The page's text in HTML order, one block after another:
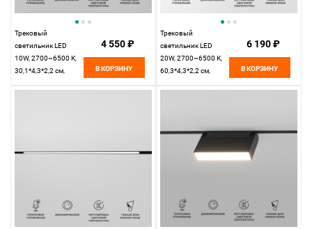
Трековый
светильник LED
10W, 2700~6500 К,
30,1*4,3*2,2 см,
4 550 ₽
В КОРЗИНУ
Трековый
светильник LED
20W, 2700~6500 К,
60,3*4,3*2,2 см,
6 190 ₽
В КОРЗИНУ